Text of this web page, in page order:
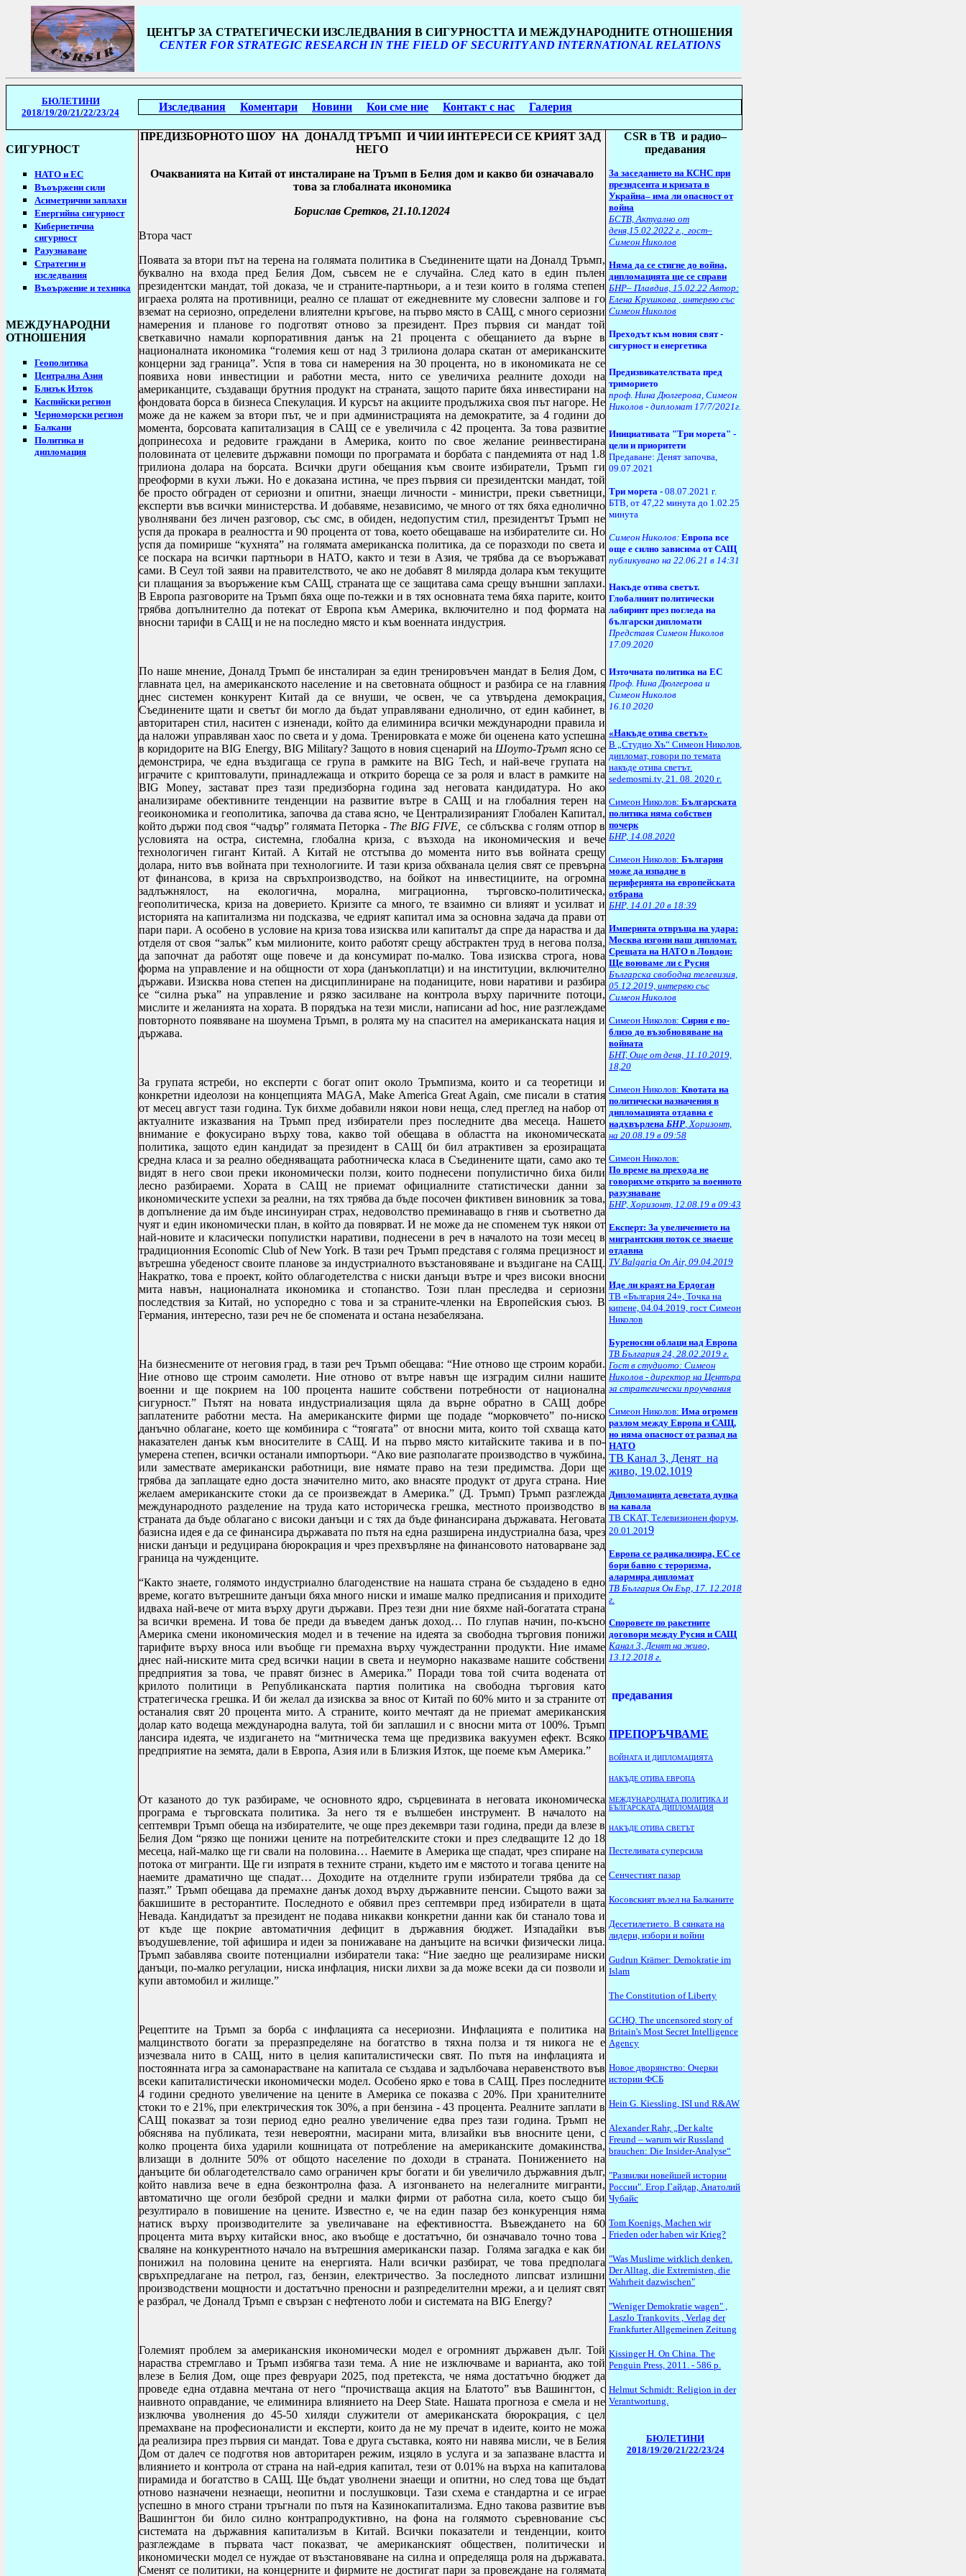
ЦЕНТЪР ЗА СТРАТЕГИЧЕСКИ ИЗСЛЕДВАНИЯ В СИГУРНОСТТА И МЕЖДУНАРОДНИТЕ ОТНОШЕНИЯ
CENTER FOR STRATEGIC RESEARCH IN THE FIELD OF SECURITY AND INTERNATIONAL RELATIONS
БЮЛЕТИНИ
2018/19/20/21/22/23/24 Изследвания Коментари Новини Кои сме ние Контакт с нас Галерия
СИГУРНОСТ
НАТО и ЕС
Въоържени сили
Асиметрични заплахи
Енергийна сигурност
Кибернетична
сигурност
Разузнаване
Стратегии и
изследвания
Въоържение и техника
МЕЖДУНАРОДНИ
ОТНОШЕНИЯ
Геополитика
Централна Азия
Близък Изток
Каспийски регион
Черноморски регион
Балкани
Политика и
дипломация
ПРЕДИЗБОРНОТО ШОУ НА ДОНАЛД ТРЪМП И ЧИИ ИНТЕРЕСИ СЕ КРИЯТ ЗАД
НЕГО
Очакванията на Китай от инсталиране на Тръмп в Белия дом и какво би означавало
това за глобалната икономика
Борислав Сретков, 21.10.12024
Втора част
Появата за втори път на терена на голямата политика в Съединените щати на Доналд Тръмп,
буквално на входа пред Белия Дом, съвсем не е случайна. След като в един пълен
президентски мандат, той доказа, че и страните-партньори, а и тези които в голяма степен
играеха ролята на противници, реално се плашат от ежедневните му словесни залпове и го
вземат на сериозно, определени влиятелни кръгове, на първо място в САЩ, с много сериозни
намерения и планове го подготвят отново за президент. През първия си мандат той
светкавично намали корпоративния данък на 21 процента с обещанието да върне в
националната икономика “големия кеш от над 3 трилиона долара скатан от американските
концерни зад граница”. Успя в това си намерения на 30 процента, но в икономиката не се
появиха нови инвестиции и работни места, нито се увеличиха реалните доходи на
американците, създаващи брутния продукт на страната, защото парите бяха инвестирани на
фондовата борса в бизнеса Спекулация. И курсът на акциите продължиха своя път нагоре. Не
може да не кажем за втори път, че и при администрацията на демократите, за 4 години до
момента, борсовата капитализация в САЩ се е увеличила с 42 процента. За това развитие
допринесоха и редовите граждани в Америка, които по свое желание реинвестирана
половината от целевите държавни помощи по програмата и борбата с пандемията от над 1.8
трилиона долара на борсата. Всички други обещания към своите избиратели, Тръмп ги
преоформи в кухи лъжи. Но е доказана истина, че през първия си президентски мандат, той
бе просто обграден от сериозни и опитни, знаещи личности - министри, преки съветници,
експерти във всички министерства. И добавяме, независимо, че много от тях бяха еднолично
уволнявани без личен разговор, със смс, в обиден, недопустим стил, президентът Тръмп не
успя да прокара в реалността и 90 процента от това, което обещаваше на избирателите си. Но
успя да помирише “кухнята” на голямата американска политика, да се поразходи по света и
се поскара на всички партньори в НАТО, както и тези в Азия, че трябва да се въоръжават
сами. В Сеул той заяви на правителството, че ако не добавят 8 милярда долара към текущите
си плащания за въоръжение към САЩ, страната ще се защитава сама срещу външни заплахи.
В Европа разговорите на Тръмп бяха още по-тежки и в тях основната тема бяха парите, които
трябва допълнително да потекат от Европа към Америка, включително и под формата на
вносни тарифи в САЩ и не на последно място и към военната индустрия.
По наше мнение, Доналд Тръмп бе инсталиран за един тренировъчен мандат в Белия Дом, с
главната цел, на американското население и на световната общност и разбира се на главния
днес системен конкурент Китай да се внуши, че освен, че са утвърдена демокрация,
Съединените щати и светът би могло да бъдат управлявани еднолично, от един кабинет, в
авторитарен стил, наситен с изненади, който да елиминира всички международни правила и
да наложи управляван хаос по света и у дома. Тренировката е може би оценена като успешна
в коридорите наBIG Energy, BIG Military? Защото в новия сценарий на Шоуто-Тръмпясно се
демонстрира, че една въздигаща се група в рамките на BIG Tech, и най-вече групата на
играчите с криптовалути, принадлежаща и открито бореща се за роля и власт в рамките на
BIG Money, застават през тази предизборна година зад неговата кандидатура. Но ако
анализираме обективните тенденции на развитие вътре в САЩ и на глобалния терен на
геоикономика и геополитика, започва да става ясно, че Централизираният Глобален Капитал,
който държи под своя “чадър” голямата Петорка - The BIG FIVE
се сблъсква с голям отпор в
условията на остра, системна, глобална криза, с възхода на икономическия и вече
технологичен гигант Китай. А Китай не отстъпва до момента нито във войната срещу
долара, нито във войната при технологиите. И тази криза обхванала целия свят се превърна
от финансова, в криза на свръхпроизводство, на бойкот на инвестициите, на огромна
задлъжнялост, на екологична, морална, миграционна, търговско-политическа,
геополитическа, криза на доверието. Кризите са много, те взаимно си влияят и усилват и
историята на капитализма ни подсказва, че едрият капитал има за основна задача да прави от
пари пари. А особено в условие на криза това изисква или капиталът да спре да нараства и да
отделя от своя “залък” към милионите, които работят срещу абстрактен труд в негова полза,
да започнат да работят още повече и да консумират по-малко. Това изисква строга, нова
форма на управление и на общности от хора (данъкоплатци) и на институции, включително
държави. Изисква нова степен на дисциплиниране на поданиците, нови наративи и разбира
се “силна ръка” на управление и рязко засилване на контрола върху паричните потоци,
мислите и желанията на хората. В порядъка на тези мисли, написани ad hoc, ние разглеждаме
повторното появяване на шоумена Тръмп, в ролята му на спасител на американската нация и
държава.
За групата ястреби, но експерти с богат опит около Тръмпизма, които и са теоретици и
конкретни идеолози на концепцията MAGA,Make America Great Again, сме писали в статия
от месец август тази година. Тук бихме добавили някои нови неща, след преглед на набор от
актуалните изказвания на Тръмп пред избиратели през последните два месеца. Нашето
внимание е фокусирано върху това, какво той обещава в областта на икономическата
политика, защото един кандидат за президент в САЩ би бил атрактивен за ерозиращата
средна класа и за реално обедняващата работническа класа в Съединените щати, само ако те
видят в него свои преки икономически ползи, които поднесени популистично биха били
лесно разбираеми. Хората в САЩ не приемат официалните статистически данни за
икономическите успехи за реални, на тях трябва да бъде посочен фиктивен виновник за това,
в допълнение да им бъде инсинуиран страх, недоволство преминаващо в гняв и съответно да
чуят и един икономически план, в който да повярват. И не може да не споменем тук някои от
най-новите и класически популистки наративи, поднесени в реч в началото на този месец в
традиционнияEconomic Club of New York. В тази реч Тръмп представя с голяма прецизност и
вътрешна убеденост своите планове за индустриалното възстановяване и въздигане на САЩ.
Накратко, това е проект, който облагодетелства с ниски данъци вътре и чрез високи вносни
мита навън, националната икономика и стопанство. Този план преследва и сериозни
последствия за Китай, но успоредно с това и за страните-членки на Европейския съюз. В
Германия, интересно, тази реч не бе спомената и остана незабелязана.
На бизнесмените от неговия град, в тази реч Тръмп обещава: “Ние отново ще строим кораби.
Ние отново ще строим самолети. Ние отново от вътре навън ще изградим силни нашите
военни и ще покрием на 100 процента нашите собствени потребности от национална
сигурност.” Пътят на новата индустриализация щяла да върне обратно в САЩ добре
заплатените работни места. На американските фирми ще подаде “морковчето” по-ниско
данъчно облагане, което ще комбинира с “тоягата” от вносни мита, които той схваща като
наказателен данък към вносителите в САЩ. И на първо място китайските такива и в по-
умерена степен, всички останали импортьори. “Ако вие разполагате производство в чужбина,
или замествате американски работници, вие нямате право на тези предимства. Дори ще
трябва да заплащате едно доста значително мито, ако внасяте продукт от друга страна. Ние
желаем американските стоки да се произвеждат в Америка.” (Д. Тръмп) Тръмп разглежда
международното разделение на труда като историческа грешка, местното производство в
страната да бъде облагано с високи данъци и с тях да бъде финансирана държавата. Неговата
базисна идея е да се финансира държавата по пътя на една разширена индустриална база, чрез
ниски данъци и редуцирана бюрокрация и чрез прехвърляне на финансовото натоварване зад
граница на чужденците.
“Както знаете, голямото индустриално благоденствие на нашата страна бе създадено в едно
време, когато вътрешните данъци бяха много ниски и имаше малко предписания и приходите
идваха най-вече от мита върху други държави. През тези дни ние бяхме най-богатата страна
за всички времена. И това бе преди да въведем данък доход… По глупав начин, по-късно
Америка смени икономическия модел и в течение на идеята за свободна търговия понижи
тарифите върху вноса или въобще ги премахна върху чуждестранни продукти. Ние имаме
днес най-ниските мита сред всички нации в света и неуморно наказваме нашите собствени
предприятия за това, че правят бизнес в Америка.” Поради това той счита водената от
крилото политици в Републиканската партия политика на свободна търговия като
стратегическа грешка. И би желал да изисква за внос от Китай по 60% мито и за страните от
останалия свят 20 процента мито. А страните, които мечтаят да не приемат американския
долар като водеща международна валута, той би заплашил и с вносни мита от 100%. Тръмп
лансира идеята, че издигането на “митническа тема ще предизвика вакуумен ефект. Всяко
предприятие на земята, дали в Европа, Азия или в Близкия Изток, ще поеме към Америка.”
От казаното до тук разбираме, че основното ядро, сърцевината в неговата икономическа
програма е търговската политика. За него тя е вълшебен инструмент. В началото на
септември Тръмп обеща на избирателите, че още през декември тази година, преди да влезе в
Белия Дом “рязко ще понижи цените на потребителските стоки и през следващите 12 до 18
месеца, най-малко ще ги свали на половина… Наемите в Америка ще спадат, чрез спиране на
потока от мигранти. Ще ги изпратя в техните страни, където им е мястото и тогава цените на
наемите драматично ще спадат… Доходите на отделните групи избиратели трябва да се
пазят.” Тръмп обещава да премахне данък доход върху държавните пенсии. Същото важи за
бакшишите в ресторантите. Последното е обявил през септември пред избиратели в щата
Невада. Кандидатът за президент не подава никакви конкретни данни как би станало това и
от къде ще покрие автоматичния дефицит в държавния бюджет. Изпадайки във
въодушевление, той афишира и идеи за понижаване на данъците на всички физически лица.
Тръмп забавлява своите потенциални избиратели така: “Ние заедно ще реализираме ниски
данъци, по-малко регулации, ниска инфлация, ниски лихви за да може всеки да си позволи и
купи автомобил и жилище.”
Рецептите на Тръмп за борба с инфлацията са несериозни. Инфлацията е политика на
малцинството богати за преразпределяне на богатство в тяхна полза и тя никога не е
изчезвала нито в САЩ, нито в целия капиталистически свят. По пътя на инфлацията и
постоянната игра за самонарастване на капитала се създава и задълбочава неравенството във
всеки капиталистически икономически модел. Особено ярко е това в САЩ. През последните
4 години средното увеличение на цените в Америка се показва с 20%. При хранителните
стоки то е 21%, при електрическия ток 30%, а при бензина - 43 процента. Реалните заплати в
САЩ показват за този период едно реално увеличение едва през тази година. Тръмп не
обяснява на публиката, тези невероятни, масирани мита, влизайки във вносните цени, с
колко процента биха ударили кошницата от потребление на американските домакинства,
влизащи в долните 50% от общото население по доходи в страната. Понижението на
данъците би облагодетелствало само ограничен кръг богати и би увеличило държавния дълг,
който навлиза вече в една безконтролна фаза. А изгонването на нелегалните мигранти,
автоматично ще оголи безброй средни и малки фирми от работна сила, което също би
резултирало в повишение на цените. Известно е, че на един пазар без конкуренция няма
натиск върху производителите за увеличаване на ефективността. Въвеждането на 60
процента мита върху китайски внос, ако въобще е достатъчно, би означавало точно това -
сваляне на конкурентното начало на вътрешния американски пазар. Голяма загадка е как би
понижил на половина цените на енергията. Нали всички разбират, че това предполага
свръхпредлагане на петрол, газ, бензин, електричество. За последното липсват излишни
производствени мощности и достатъчно преносни и разпределителни мрежи, а и целият свят
е разбрал, че Доналд Тръмп е свързан с нефтеното лоби и системата на BIG Energy?
Големият проблем за американския икономически модел е огромният държавен дълг. Той
нараства стремглаво и Тръмп избягва тази тема. А ние не изключваме и варианта, ако той
влезе в Белия Дом, още през февруари 2025, под претекста, че няма достатъчно бюджет да
проведе една отдавна мечтана от него “прочистваща акция на Блатото” във Вашингтон, с
наивното оправдание, че елиминира влиянието на Deep State. Нашата прогноза е смела и не
изключва уволнения до 45-50 хиляди служители от американската бюрокрация, с цел
премахване на професионалисти и експерти, които да не му пречат в идеите, които не можа
да реализира през първия си мандат. Това е друга съставка, която ни навява мисли, че в Белия
Дом от далеч се подготвя нов авторитарен режим, изцяло в услуга и за запазване властта и
влиянието и контрола от страна на най-едрия капитал, тези от 0.01% на върха на капиталова
пирамида и богатство в САЩ. Ще бъдат уволнени знаещи и опитни, но след това ще бъдат
отново назначени незнаещи, неопитни и послушковци. Тази схема е стандартна и се играе
успешно в много страни тръгнали по пътя на Казинокапитализма. Едно такова развитие във
Вашингтон би било силно контрапродуктивно, на фона на голямото съревнование със
системата на държавния капитализъм в Китай. Всички показатели и тенденции, които
разглеждаме в първата част показват, че американският обществен, политически и
икономически модел се нуждае от възстановяване на силна и определяща роля на държавата.
Сменят се политики, на концерните и фирмите не достигат пари за провеждане на голямата
CSR в ТВ и радио–
предавания
За заседанието на КСНС при
президсента и кризата в
Украйна– има ли опасност от
война
БСТВ, Актуално от
деня,15.02.2022 г., гост–
Симеон Николов
Няма да се стигне до война,
дипломацията ще се справи
БНР– Плавдив, 15.02.22 Автор:
Елена Крушкова , интервю със
Симеон Николов
Преходът към новия свят -
сигурност и енергетика
Предизвикателствата пред
триморието
проф. Нина Дюлгерова, Симеон
Николов - дипломат 17/7/2021г.
Инициативата "Три морета" -
цели и приоритети
Предаване: Денят започва,
09.07.2021
Три морета - 08.07.2021 г.
БТВ, от 47,22 минута до 1.02.25
минута
Симеон Николов: Европа все
още е силно зависима от САЩ
публикувано на 22.06.21 в 14:31
Накъде отива светът.
Глобалният политически
лабиринт през погледа на
български дипломати
Представя Симеон Николов
17.09.2020
Източната политика на ЕС
Проф. Нина Дюлгерова и
Симеон Николов
16.10.2020
«Накъде отива светът»
В „Студио Хъ“ Симеон Николов,
дипломат, говори по темата
накъде отива светът.
sedemosmi.tv, 21. 08. 2020 г.
Симеон Николов: Българската
политика няма собствен
почерк
БНР, 14.08.2020
Симеон Николов: България
може да изпадне в
периферията на европейската
отбрана
БНР, 14.01.20 в 18:39
Империята отвръща на удара:
Москва изгони наш дипломат.
Срещата на НАТО в Лондон:
Ще воюваме ли с Русия
Българска свободна телевизия,
05.12.2019, интервю със
Симеон Николов
Симеон Николов: Сирия е по-
близо до възобновяване на
войната
БНТ, Още от деня, 11.10.2019,
18,20
Симеон Николов: Квотата на
политически назначения в
дипломацията отдавна е
надхвърлена БНР, Хоризонт,
на 20.08.19 в 09:58
Симеон Николов:
По време на прехода не
говорихме открито за военното
разузнаване
БНР, Хоризонт, 12.08.19 в 09:43
Експерт: За увеличението на
мигрантския поток се знаеше
отдавна
ТV Balgaria On Air, 09.04.2019
Иде ли краят на Ердоган
ТВ «България 24», Точка на
кипене, 04.04.2019, гост Симеон
Николов
Буреносни облаци над Европа
ТВ България 24, 28.02.2019 г.
Гост в студиото: Симеон
Николов - директор на Центъра
за стратегически проучвания
Симеон Николов: Има огромен
разлом между Европа и САЩ,
но няма опасност от разпад на
НАТО
ТВ Канал 3, Денят на
живо, 19.02.1019
Дипломацията деветата дупка
на кавала
ТВ СКАТ, Телевизионен форум,
20.01.2019
Европа се радикализира, ЕС се
бори бавно с тероризма,
алармира дипломат
ТВ България Он Еър, 17. 12.2018
г.
Споровете по ракетните
договори между Русия и САЩ
Канал 3, Денят на живо,
13.12.2018 г.
Други линкове към предавания
ПРЕПОРЪЧВАМЕ
ВОЙНАТА И ДИПЛОМАЦИЯТА
НАКЪДЕ ОТИВА ЕВРОПА
МЕЖДУНАРОДНАТА ПОЛИТИКА И
БЪЛГАРСКАТА ДИПЛОМАЦИЯ
НАКЪДЕ ОТИВА СВЕТЪТ
Пестеливата суперсила
Сенчестият пазар
Косовският възел на Балканите
Десетилетието. В сянката на
лидери, избори и войни
Gudrun Krämer: Demokratie im
Islam
The Constitution of Liberty
GCHQ. The uncensored story of
Britain's Most Secret Intelligence
Agency
Новое дворянство: Очерки
истории ФСБ
Hein G. Kiessling, ISI und R&AW
Alexander Rahr, „Der kalte
Freund – warum wir Russland
brauchen: Die Insider-Analyse“
"Развилки новейшей истории
России". Егор Гайдар, Анатолий
Чубайс
Tom Koenigs, Machen wir
Frieden oder haben wir Krieg?
"Was Muslime wirklich denken.
Der Alltag, die Extremisten, die
Wahrheit dazwischen"
"Weniger Demokratie wagen" ,
Laszlo Trankovits , Verlag der
Frankfurter Allgemeinen Zeitung
Kissinger H. On China. The
Penguin Press, 2011. - 586 p.
Helmut Schmidt: Religion in der
Verantwortung.
БЮЛЕТИНИ
2018/19/20/21/22/23/24